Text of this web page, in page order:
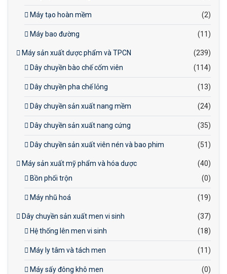
Máy tạo hoàn mềm (2)
Máy bao đường (11)
Máy sản xuất dược phẩm và TPCN
(239)
Dây chuyền bào chế cốm viên
(114)
Dây chuyền pha chế lỏng (13)
Dây chuyền sản xuất nang mềm (24)
Dây chuyền sản xuất nang cứng (35)
Dây chuyền sản xuất viên nén và bao phim (51)
Máy sản xuất mỹ phẩm và hóa dược
(40)
Bồn phối trộn
(0)
Máy nhũ hoá (19)
Dây chuyền sản xuất men vi sinh
(37)
Hệ thống lên men vi sinh
(18)
Máy ly tâm và tách men (11)
Máy sấy đông khô men (0)